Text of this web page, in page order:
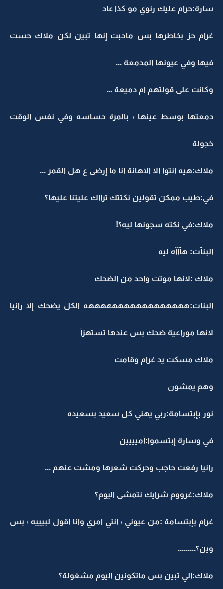
سارة:حرام عليك رنوي مو كذا عاد
غرام حز بخاطرها بس ماحبت إنها تبين لكن ملاك حست
فيها وفي عيونها المدمعة ...
وكانت على قولتهم ام دميعة ...
دمعتها بوسط عينها ؛ بالمرة حساسه وفي نفس الوقت
خجولة
ملاك:هيه انتوا الا الاهانة انا ما إرضى ع هل القمر ...
في:طيب ممكن تقولين نكتتك ترااك عليتنا عليها؟
ملاك:في نكته سجونها ليه؟!
البنآت: هآآآه ليه
ملاك :لانها موتت واحد من الضحك
البنات:هههههههههههههههههه الكل يضحك إلا رانيا
لانها موراعية ضحك بس عندها تستهزأ
ملاك مسكت يد غرام وقامت
وهم يمشون
نور بإبتسامة:ربي يهني كل سعيد بسعيده
في وسارة إبتسموا:أميييين
رانيا رفعت حاجب وحركت شعرها ومشت عنهم ...
ملاك:غرووم شرايك نتمشى اليوم؟
غرام بإبتسامة :من عيوني ؛ انتي امري وانا اقول لبيييه ؛ بس
وين؟.........
ملاك:الي تبين بس ماتكونين اليوم مشغولة؟